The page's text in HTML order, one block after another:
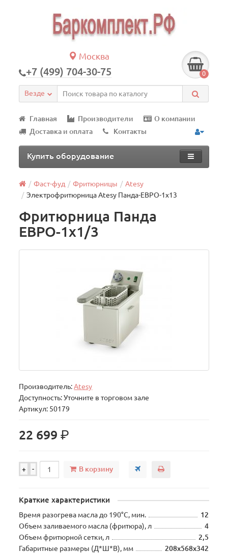
Москва
+7 (499) 704-30-75 0
Везде
Главная Производители
О компании
Доставка и оплата
Контакты
Купить оборудование
Фаст-фуд Фритюрницы
Atesy
Электрофритюрница Atesy Панда-ЕВРО-1х13
Фритюрница Панда
ЕВРО-1х1/3
Производитель:Atesy
Доступность: Уточните в торговом зале
Артикул: 50179
22 699р.
+ - В корзину
Краткие характеристики
Время разогрева масла до 190°С, мин.
12
Объем заливаемого масла (фритюра), л
4
Объем фритюрной сетки, л
2,5
Габаритные размеры (Д*Ш*В), мм
208х568х342